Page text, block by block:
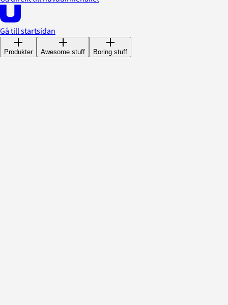
Gå till startsidan
Produkter Awesome stuff Boring stuff